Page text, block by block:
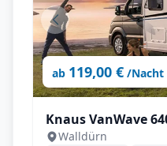
ab 119,00 € /Nacht
Knaus VanWave
Walldürn